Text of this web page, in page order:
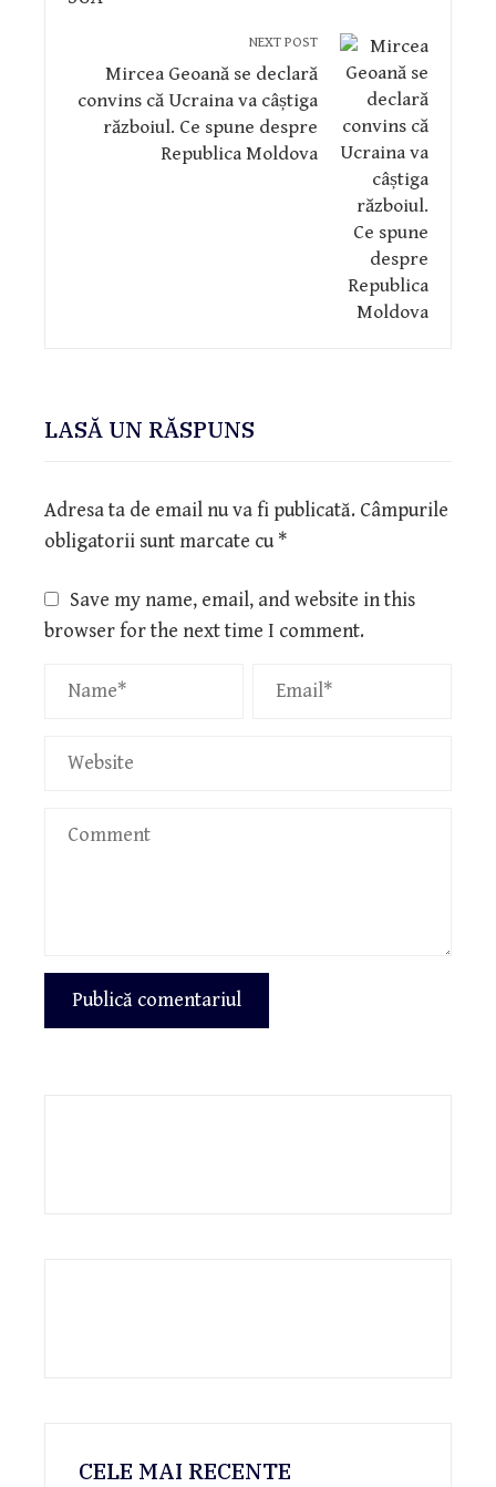
NEXT POST
Mircea Geoană se declară
convins că Ucraina va câștiga
războiul. Ce spune despre
Republica Moldova
LASĂ UN RĂSPUNS
Adresa ta de email nu va fi publicată. Câmpurile
obligatorii sunt marcate cu*
Save my name, email, and website in this
browser for the next time I comment.
CELE MAI RECENTE